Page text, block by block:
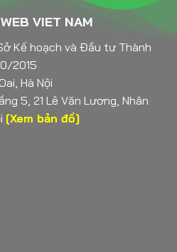
VIET NAM
Kế hoạch và Đầu tư Thành
2015
Hà Nội
5, 21 Lê Văn Lương, Nhân
[Xem bản đồ]